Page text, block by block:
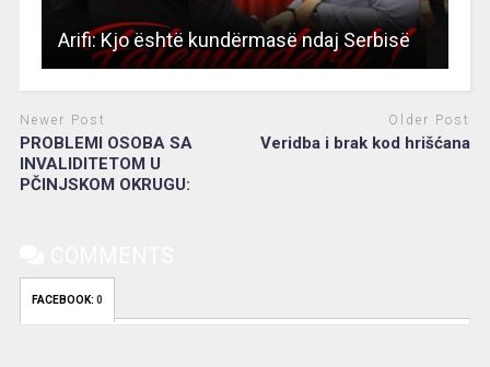
Arifi: Kjo është kundërmasë ndaj Serbisë
Newer Post
PROBLEMI OSOBA SA
INVALIDITETOM U
PČINJSKOM OKRUGU:
Older Post
Veridba i brak kod hrišćana
FACEBOOK: 0